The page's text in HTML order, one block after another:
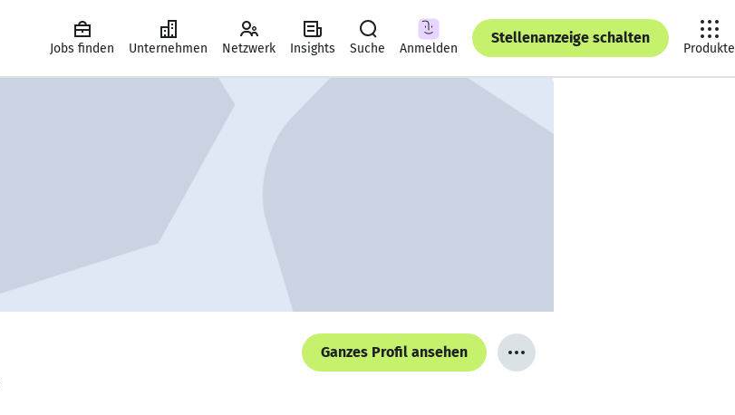
Jobs finden Unternehmen Netzwerk Insights Suche Anmelden
Stellenanzeige schalten
Produkte
Ganzes Profil ansehen